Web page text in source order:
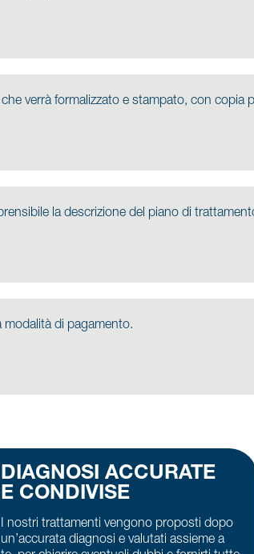
verrà formalizzato e stampato, con copia
la descrizione del piano di
modalità di pagamento.
DIAGNOSI ACCURATE
E CONDIVISE
I nostri trattamenti vengono proposti dopo
un’accurata diagnosi e valutati assieme a